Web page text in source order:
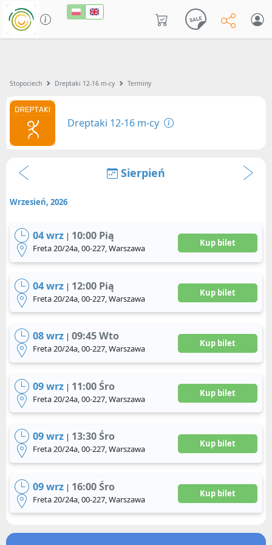
Stopociech Dreptaki 12-16 m-cy Terminy
Dreptaki 12-16 m-cy
Sierpień
Wrzesień, 2026
04 wrz | 10:00 Pią
Freta 20/24a, 00-227, Warszawa
Kup bilet
04 wrz | 12:00 Pią
Freta 20/24a, 00-227, Warszawa
Kup bilet
08 wrz |09:45 Wto
Freta 20/24a, 00-227, Warszawa
Kup bilet
09 wrz | 11:00 Śro
Freta 20/24a, 00-227, Warszawa
Kup bilet
09 wrz | 13:30 Śro
Freta 20/24a, 00-227, Warszawa
Kup bilet
09 wrz | 16:00 Śro
Freta 20/24a, 00-227, Warszawa
Kup bilet